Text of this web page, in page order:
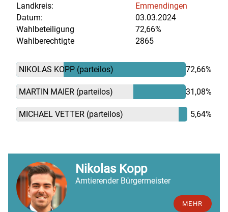
Nikolas Kopp
Amtierender Bürgermeister
MEHR
Landkreis:
Emmendingen
Datum:
03.03.2024
Wahlbeteiligung
72,66%
Wahlberechtigte
2865
NIKOLAS KOPP (parteilos) 72,66%
MARTIN MAIER (parteilos) 31,08%
MICHAEL VETTER (parteilos) 5,64%